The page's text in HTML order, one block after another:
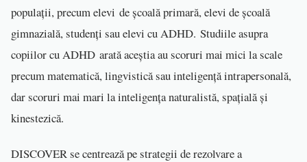
populații, precum elevi de școală primară, elevi de școală
gimnazială, studenți sau elevi cu ADHD. Studiile asupra
copiilor cu ADHD arată aceștia au scoruri mai mici la scale
precum matematică, lingvistică sau inteligență intrapersonală,
dar scoruri mai mari la inteligența naturalistă, spațială și
kinestezică.
DISCOVER se centrează pe strategii de rezolvare a